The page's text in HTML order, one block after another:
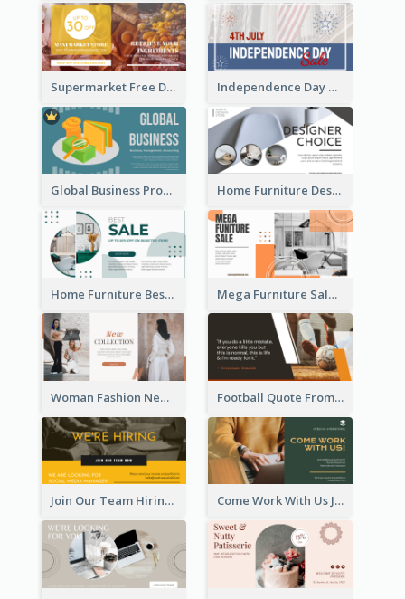
Supermarket Free Delivery Facebook Ad Independence Day Sale Facebook Ad
Global Business Promotional Facebook Ad (With Illustration) Home Furniture Design Store Facebook Ad
Home Furniture Best Sale Facebook Ad Mega Furniture Sale Facebook Ad
Woman Fashion New Collection Facebook Ad Football Quote From Football Legends Facebook Ad
Join Our Team Hiring Job Facebook Ad Come Work With Us Job Hiring Facebook Ad